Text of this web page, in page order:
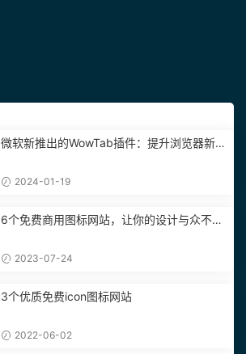
微软新推出的WowTab插件：提升浏览器新标
2024-01-19
6个免费商用图标网站，让你的设计与众不
2023-07-24
3个优质免费icon图标网站
2022-06-02